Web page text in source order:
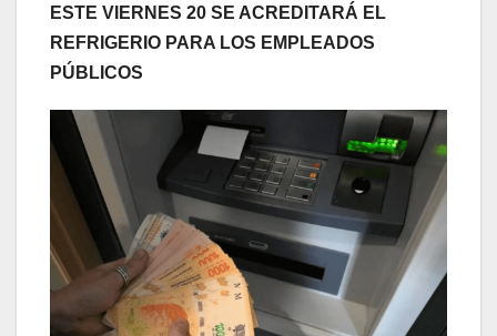
ESTE VIERNES 20 SE ACREDITARÁ EL
REFRIGERIO PARA LOS EMPLEADOS
PÚBLICOS